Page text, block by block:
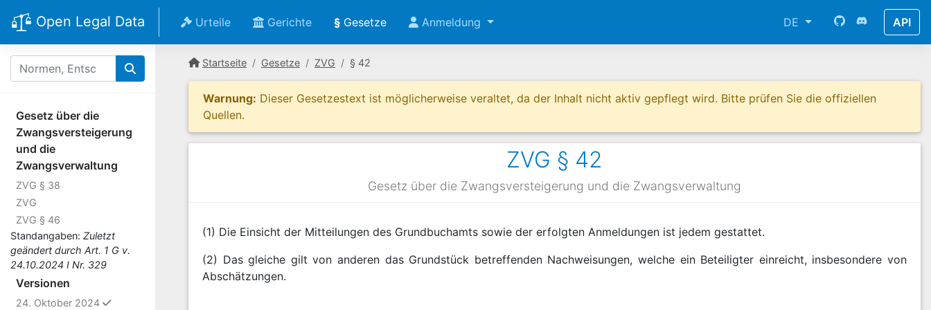
Open Legal Data Urteile Gerichte § Gesetze Anmeldung DE API
Gesetz über die
Zwangsversteigerung
und die
Zwangsverwaltung
ZVG § 38
ZVG
ZVG § 46
Standangaben: Zuletzt
geändert durch Art. 1 G v.
24.10.2024 I Nr. 329
Versionen
24. Oktober 2024 ausgewählt
Startseite Gesetze ZVG § 42
Warnung: Dieser Gesetzestext ist möglicherweise veraltet, da der Inhalt nicht aktiv gepflegt wird. Bitte prüfen Sie die offiziellen
Quellen.
ZVG § 42
Gesetz über die Zwangsversteigerung und die Zwangsverwaltung
(1) Die Einsicht der Mitteilungen des Grundbuchamts sowie der erfolgten Anmeldungen ist jedem gestattet.
(2) Das gleiche gilt von anderen das Grundstück betreffenden Nachweisungen, welche ein Beteiligter einreicht, insbesondere von
Abschätzungen.